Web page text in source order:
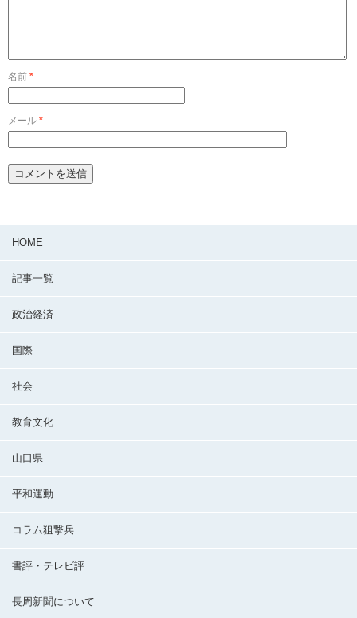
名前 *
メール *
HOME
記事一覧
政治経済
国際
社会
教育文化
山口県
平和運動
コラム狙撃兵
書評・テレビ評
長周新聞について